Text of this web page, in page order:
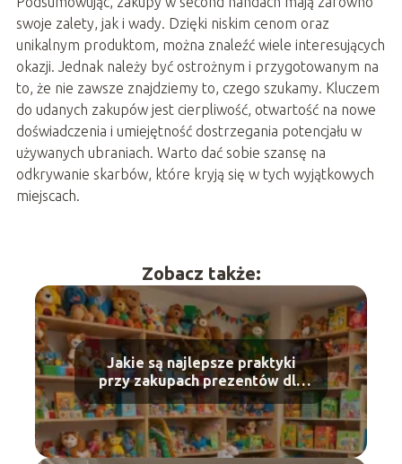
swoje zalety, jak i wady. Dzięki niskim cenom oraz
unikalnym produktom, można znaleźć wiele interesujących
okazji. Jednak należy być ostrożnym i przygotowanym na
to, że nie zawsze znajdziemy to, czego szukamy. Kluczem
do udanych zakupów jest cierpliwość, otwartość na nowe
doświadczenia i umiejętność dostrzegania potencjału w
używanych ubraniach. Warto dać sobie szansę na
odkrywanie skarbów, które kryją się w tych wyjątkowych
miejscach.
Zobacz także:
Jakie są najlepsze praktyki
przy zakupach prezentów dla
dzieci?